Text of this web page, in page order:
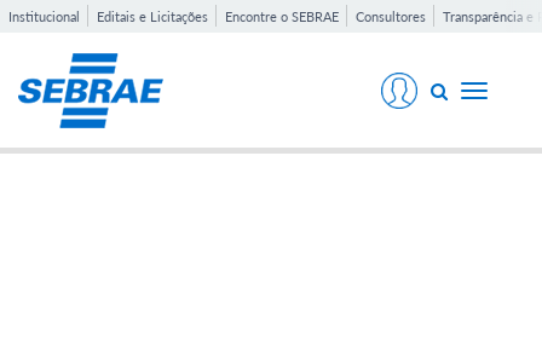
Institucional Editais e Licitações Encontre o SEBRAE Consultores Transparência e
Toggle